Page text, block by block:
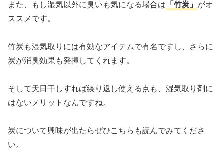
また、もし湿気以外に臭いも気になる場合は 「竹炭」 がオ
ススメです。
竹炭も湿気取りには有効なアイテムで有名ですし、さらに
炭が消臭効果も発揮してくれます。
そして天日干しすれば繰り返し使える点も、湿気取り剤に
はないメリットなんですね。
炭について興味が出たらぜひこちらも読んでみてくださ
い。